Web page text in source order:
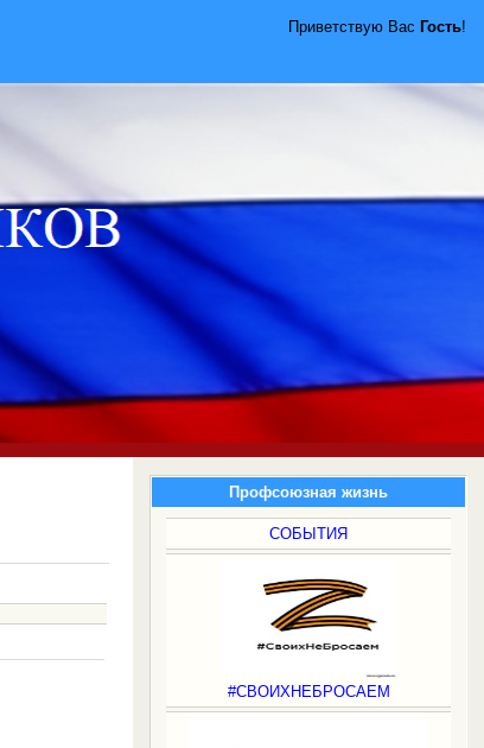
Приветствую Вас Гость!
Профсоюзная жизнь
СОБЫТИЯ
#СВОИХНЕБРОСАЕМ